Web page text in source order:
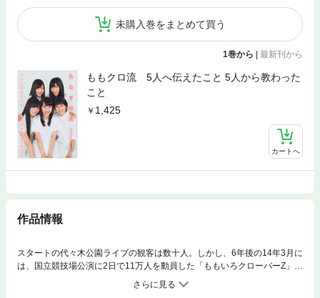
未購入巻をまとめて買う
1巻から 最新刊から
ももクロ流 5人へ伝えたこと 5人から教わった
こと
1,425
カートへ
作品情報
スタートの代々木公園ライブの観客は数十人。しかし、6年後の14年3月に
は、国立競技場公演に2日で11万人を動員した「ももいろクローバーZ」。
このグループを育てたマネージャーの川上アキラ氏が、結成からこれまで
の歩みを明かす。 「お前の歌とダンスはここまで届くのか!」と高城れに